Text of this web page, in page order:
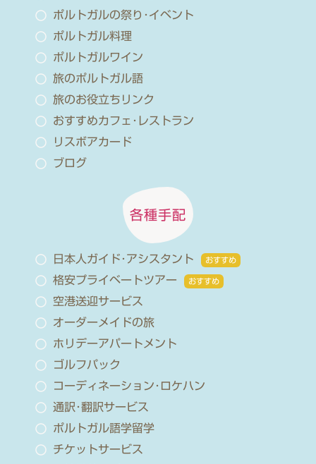
ポルトガルの祭り･イベント
ポルトガル料理
ポルトガルワイン
旅のポルトガル語
旅のお役立ちリンク
おすすめカフェ･レストラン
リスボアカード
ブログ
各種手配
日本人ガイド･アシスタント おすすめ
格安プライベートツアー おすすめ
空港送迎サービス
オーダーメイドの旅
ホリデーアパートメント
ゴルフパック
コーディネーション･ロケハン
通訳･翻訳サービス
ポルトガル語学留学
チケットサービス